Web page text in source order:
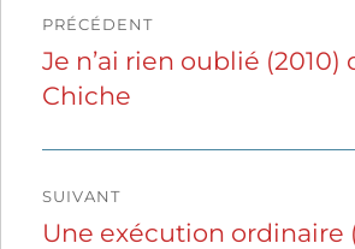
de
l’article
PRÉCÉDENT
Publication
précédente :
Je n’ai rien oublié (2010)
Chiche
SUIVANT
Publication
Une exécution ordinaire